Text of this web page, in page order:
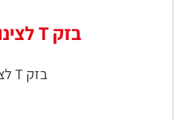
בזק T לצינור 12 מ"מ
בזק T לצינור 12